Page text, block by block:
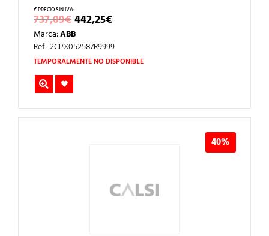
737,09€EL
PRECIO
ORIGINAL
ERA:
737,09€.
442,25€EL
PRECIO
ES:
442,25€.
Marca:ABB
Ref.: 2CPX052587R9999
TEMPORALMENTE NO DISPONIBLE
40%